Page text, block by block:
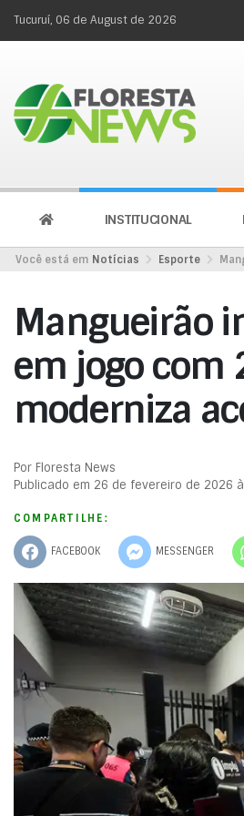
Tucuruí, 06 de August de 2026
INSTITUCIONAL
Você está em Notícias Esporte
Mangueirão
em jogo com
moderniza
Por Floresta News
Publicado em 26 de fevereiro de 2026
COMPARTILHE:
FACEBOOK MESSENGER